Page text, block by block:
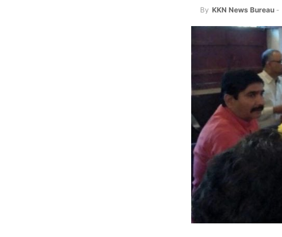
By KKN News Bureau -